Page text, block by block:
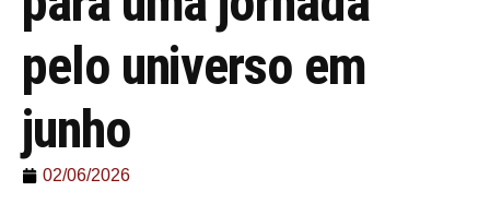
pelo universo em
junho
02/06/2026